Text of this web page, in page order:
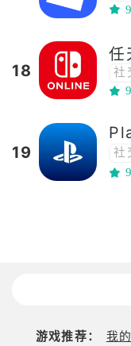
捏
冒
社
18
任
社
19 社
中
游戏推荐： 我